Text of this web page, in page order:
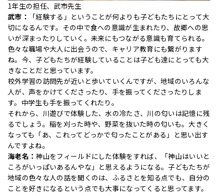
1年生の担任、武市先生
武市：
「経験する」ということが何よりも子どもたちにとって大
切になるんです。その中で食への意識が生まれたり、故郷への思
いが深まったりしていく。未来にもつながる意識も育てられる。
色々な職場や大人に出会うので、キャリア教育にも繋がります
ね。今、子どもたちが経験していることは子ども達にとっても大
きなことだと思っています。
校外学習の訪問先が近いと歩いていくんですが、地域のいろんな
人が、声をかけてくださったり、手を振ってくださったりしま
す。中学生も手を振ってくれたり。
それから、川遊びで体験した、水の冷たさ、川の匂いは記憶に残
るでしょう。稲を刈った時や、野菜を抜いた時の匂いも。大きく
なっても「あ、これってどっかで匂ったことがある」と思い出す
んですよね。
海老名：神山をフィールドにした体験をすれば、「神山はいいと
ころがいっぱいあるんやな」と思えるようになる。子どもたちが
地域の色々な人の話を聞くのは、ふるさとを知る点でも、自分の
ことを好きになるという点でも大事になってくると思ってます。